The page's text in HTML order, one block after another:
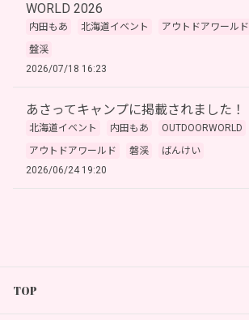
WORLD 2026
内田もあ 北海道イベント
アウトドアワールド
盤渓
2026/07/18 16:23
あさってキャンプに掲載されました！
北海道イベント 内田もあ
OUTDOORWORLD
アウトドアワールド
磐渓
ばんけい
2026/06/24 19:20
TOP